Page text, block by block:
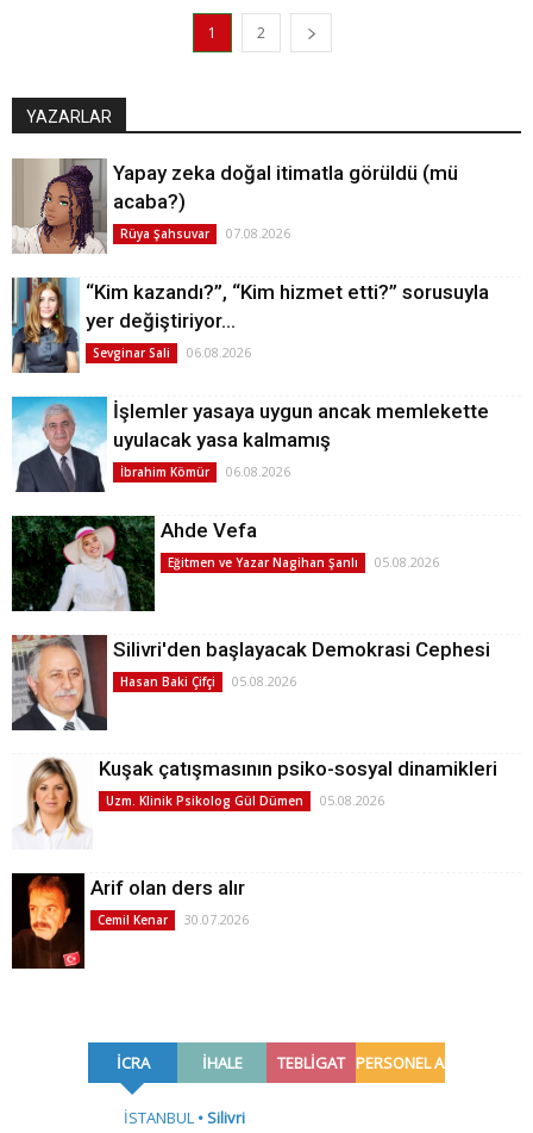
1 2
YAZARLAR
Yapay zeka doğal itimatla görüldü (mü
acaba?)
Rüya Şahsuvar 07.08.2026
“Kim kazandı?”, “Kim hizmet etti?” sorusuyla
yer değiştiriyor…
Sevginar Sali 06.08.2026
İşlemler yasaya uygun ancak memlekette
uyulacak yasa kalmamış
İbrahim Kömür 06.08.2026
Ahde Vefa
Eğitmen ve Yazar Nagihan Şanlı 05.08.2026
Silivri'den başlayacak Demokrasi Cephesi
Hasan Baki Çifçi 05.08.2026
Kuşak çatışmasının psiko-sosyal dinamikleri
Uzm. Klinik Psikolog Gül Dümen 05.08.2026
Arif olan ders alır
Cemil Kenar 30.07.2026